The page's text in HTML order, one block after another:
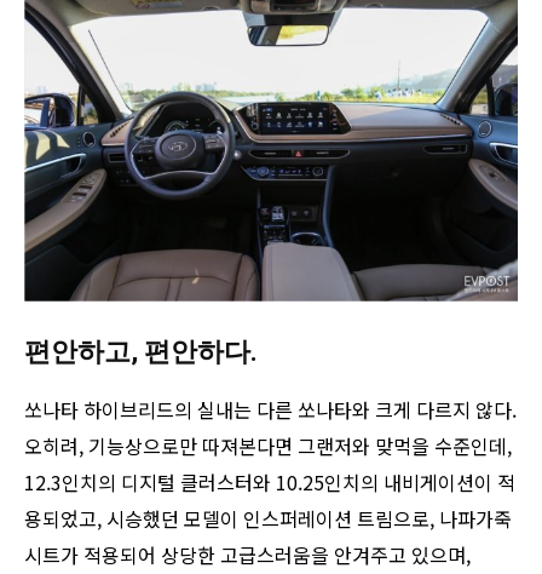
편안하고, 편안하다.
쏘나타 하이브리드의 실내는 다른 쏘나타와 크게 다르지 않다.
오히려, 기능상으로만 따져본다면 그랜저와 맞먹을 수준인데,
12.3인치의 디지털 클러스터와 10.25인치의 내비게이션이 적
용되었고, 시승했던 모델이 인스퍼레이션 트림으로, 나파가죽
시트가 적용되어 상당한 고급스러움을 안겨주고 있으며,